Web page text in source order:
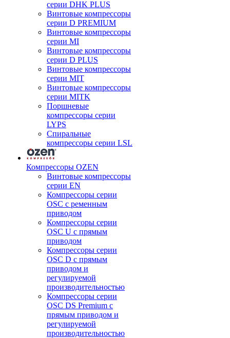
серии DHK PLUS
Винтовые компрессоры
серии D PREMIUM
Винтовые компрессоры
серии MI
Винтовые компрессоры
серии D PLUS
Винтовые компрессоры
серии MIT
Винтовые компрессоры
серии MITK
Поршневые
компрессоры серии
LYPS
Спиральные
компрессоры серии LSL
Компрессоры OZEN
Винтовые компрессоры
серии EN
Компрессоры серии
OSC с ременным
приводом
Компрессоры серии
OSC U с прямым
приводом
Компрессоры серии
OSC D с прямым
приводом и
регулируемой
производительностью
Компрессоры серии
OSC DS Premium с
прямым приводом и
регулируемой
производительностью